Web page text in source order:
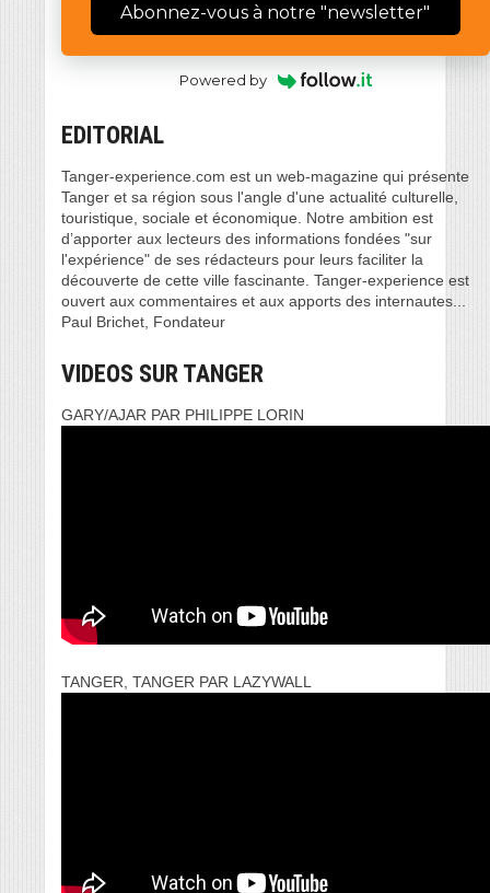
Abonnez-vous à notre "newsletter"
Powered by
EDITORIAL
Tanger-experience.com est un web-magazine qui présente
Tanger et sa région sous l'angle d'une actualité culturelle,
touristique, sociale et économique. Notre ambition est
d’apporter aux lecteurs des informations fondées "sur
l'expérience" de ses rédacteurs pour leurs faciliter la
découverte de cette ville fascinante. Tanger-experience est
ouvert aux commentaires et aux apports des internautes...
Paul Brichet, Fondateur
VIDEOS SUR TANGER
GARY/AJAR PAR PHILIPPE LORIN
TANGER, TANGER PAR LAZYWALL